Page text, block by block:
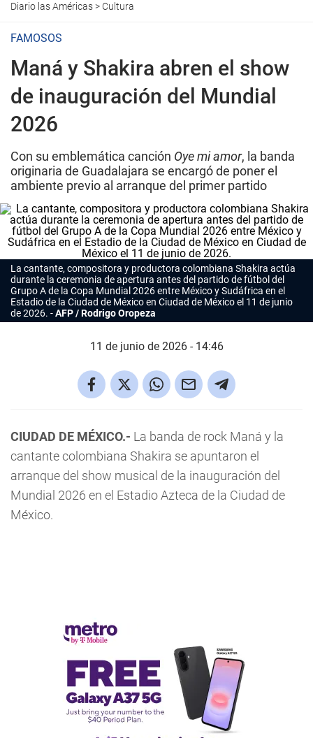
Diario las Américas> Cultura
FAMOSOS
Maná y Shakira abren el show
de inauguración del Mundial
2026
Con su emblemática canción Oye mi amor, la banda
originaria de Guadalajara se encargó de poner el
ambiente previo al arranque del primer partido
La cantante, compositora y productora colombiana Shakira actúa
durante la ceremonia de apertura antes del partido de fútbol del
Grupo A de la Copa Mundial 2026 entre México y Sudáfrica en el
Estadio de la Ciudad de México en Ciudad de México el 11 de junio
de 2026.
AFP / Rodrigo Oropeza
11 de junio de 2026 - 14:46
CIUDAD DE MÉXICO.- La banda de rock Maná y la
cantante colombiana Shakira se apuntaron el
arranque del show musical de la inauguración del
Mundial 2026 en el Estadio Azteca de la Ciudad de
México.